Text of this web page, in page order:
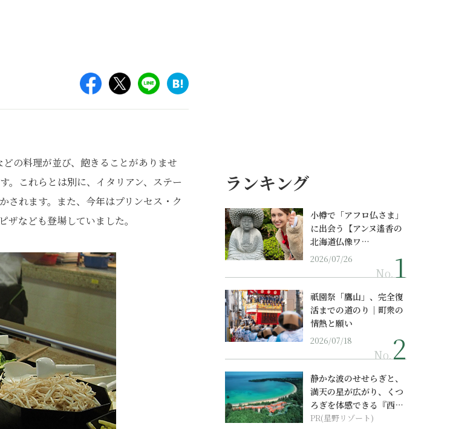
の料理が並び、飽きることがありませ
。これらとは別に、イタリアン、ステー
されます。また、今年はプリンセス・ク
なども登場していました。
ランキング
小樽で「アフロ仏さま」
に出会う【アンヌ遙香の
北海道仏像ワ…
2026/07/26
No.
祇園祭「鷹山」、完全復
活までの道のり｜町衆の
情熱と願い
2026/07/18
No.
静かな波のせせらぎと、
満天の星が広がり、くつ
ろぎを体感できる『西表
島ホテル by...
PR(星野リゾート)